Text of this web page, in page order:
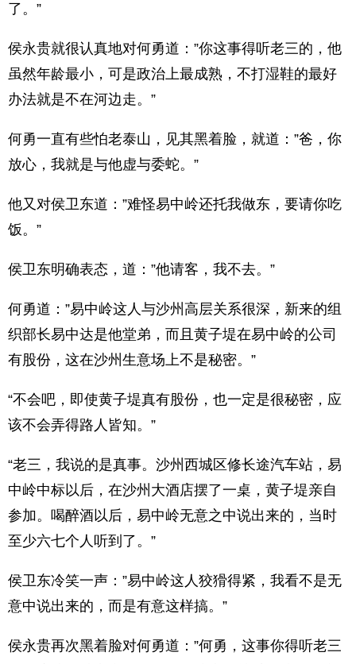
了。”
侯永贵就很认真地对何勇道：”你这事得听老三的，他
虽然年龄最小，可是政治上最成熟，不打湿鞋的最好
办法就是不在河边走。”
何勇一直有些怕老泰山，见其黑着脸，就道：”爸，你
放心，我就是与他虚与委蛇。”
他又对侯卫东道：”难怪易中岭还托我做东，要请你吃
饭。”
侯卫东明确表态，道：”他请客，我不去。”
何勇道：”易中岭这人与沙州高层关系很深，新来的组
织部长易中达是他堂弟，而且黄子堤在易中岭的公司
有股份，这在沙州生意场上不是秘密。”
“不会吧，即使黄子堤真有股份，也一定是很秘密，应
该不会弄得路人皆知。”
“老三，我说的是真事。沙州西城区修长途汽车站，易
中岭中标以后，在沙州大酒店摆了一桌，黄子堤亲自
参加。喝醉酒以后，易中岭无意之中说出来的，当时
至少六七个人听到了。”
侯卫东冷笑一声：”易中岭这人狡猾得紧，我看不是无
意中说出来的，而是有意这样搞。”
侯永贵再次黑着脸对何勇道：”何勇，这事你得听老三